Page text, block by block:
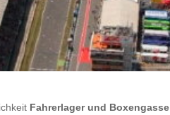
Fahrerlager und Boxengasse